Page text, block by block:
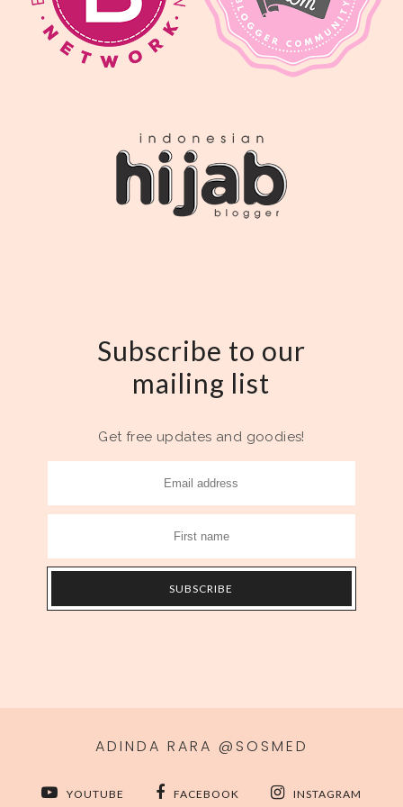
Subscribe to our
mailing list
Get free updates and goodies!
ADINDA RARA @SOSMED
YOUTUBE FACEBOOK INSTAGRAM